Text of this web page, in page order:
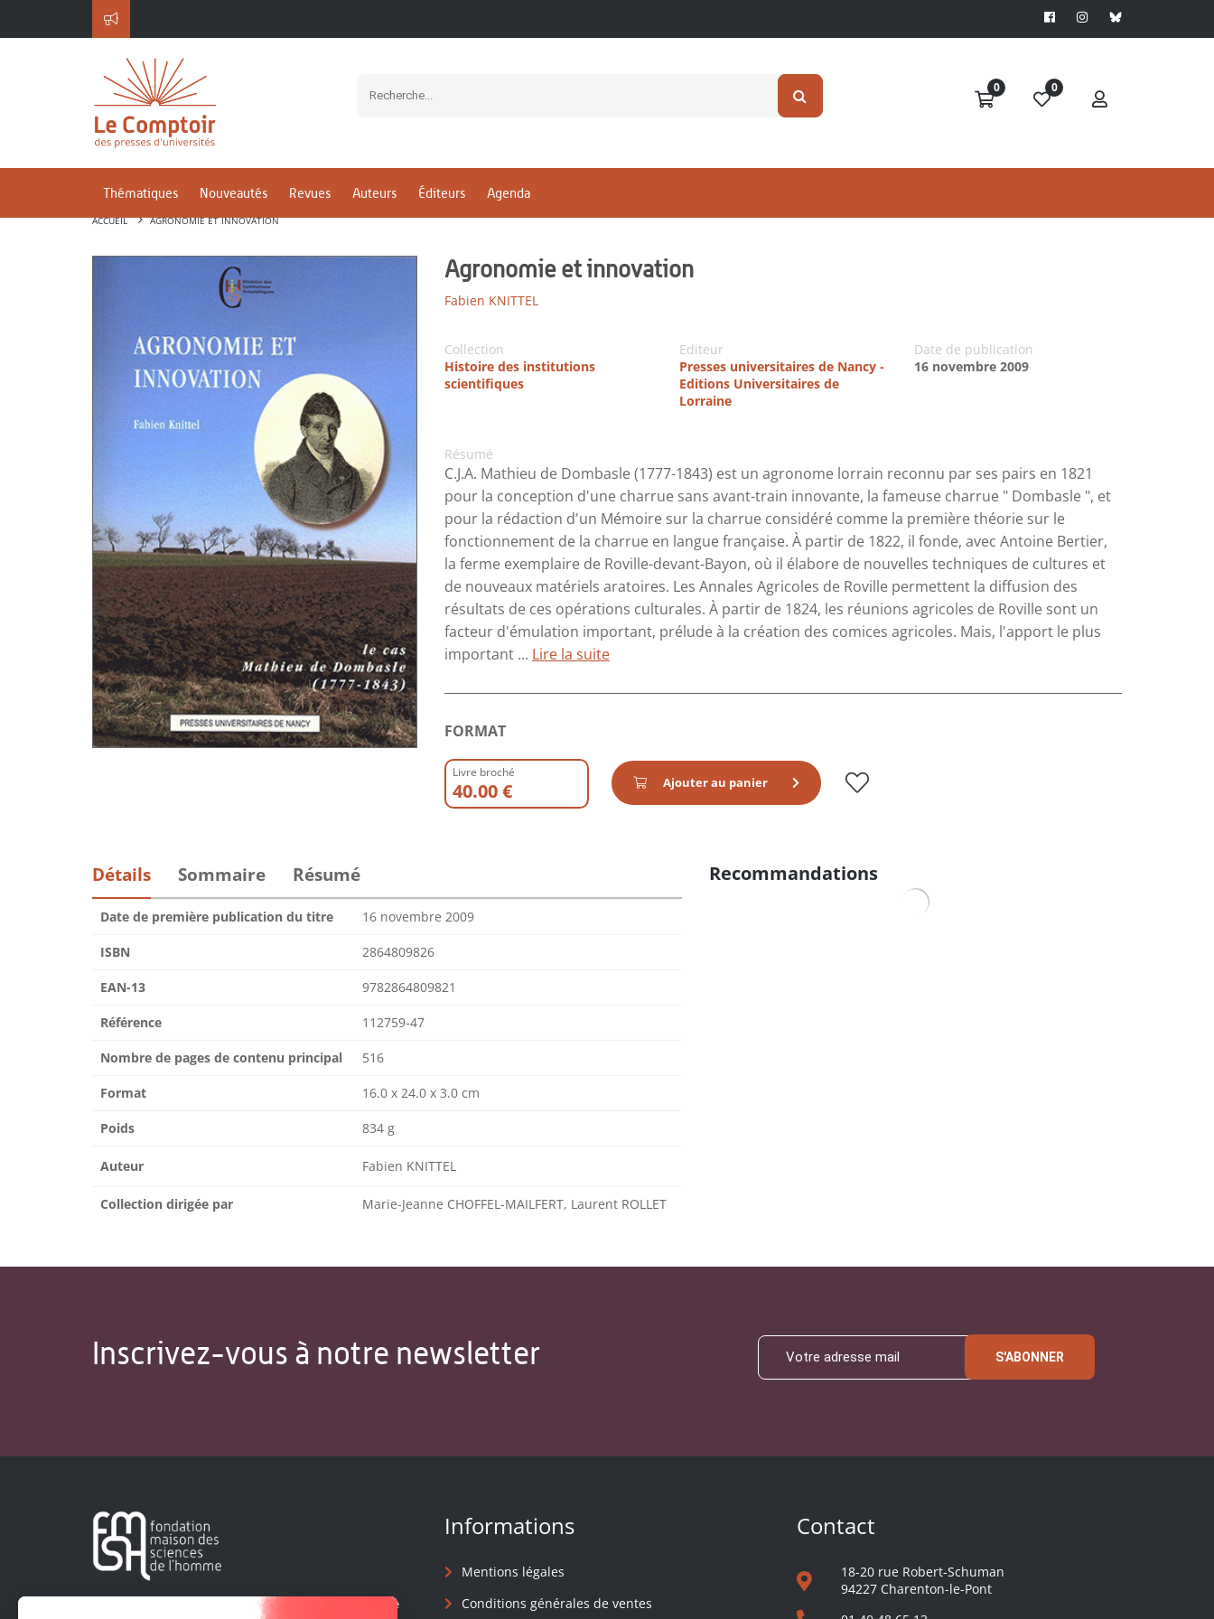
0 0
Thématiques Nouveautés Revues Auteurs Éditeurs Agenda
ACCUEIL AGRONOMIE ET INNOVATION
Agronomie et innovation
Fabien KNITTEL
Collection
Histoire des institutions
scientifiques
Editeur
Presses universitaires de Nancy -
Editions Universitaires de
Lorraine
Date de publication
16 novembre 2009
Résumé
C.J.A. Mathieu de Dombasle (1777-1843) est un agronome lorrain reconnu par ses pairs en 1821
pour la conception d'une charrue sans avant-train innovante, la fameuse charrue " Dombasle ", et
pour la rédaction d'un Mémoire sur la charrue considéré comme la première théorie sur le
fonctionnement de la charrue en langue française. À partir de 1822, il fonde, avec Antoine Bertier,
la ferme exemplaire de Roville-devant-Bayon, où il élabore de nouvelles techniques de cultures et
de nouveaux matériels aratoires. Les Annales Agricoles de Roville permettent la diffusion des
résultats de ces opérations culturales. À partir de 1824, les réunions agricoles de Roville sont un
facteur d'émulation important, prélude à la création des comices agricoles. Mais, l'apport le plus
important ... Lire la suite
FORMAT
Livre broché
40.00 € Ajouter au panier
Détails Sommaire Résumé
Date de première publication du titre 16 novembre 2009
ISBN 2864809826
EAN-13 9782864809821
Référence 112759-47
Nombre de pages de contenu principal 516
Format 16.0 x 24.0 x 3.0 cm
Poids 834 g
Auteur Fabien KNITTEL
Collection dirigée par Marie-Jeanne CHOFFEL-MAILFERT, Laurent ROLLET
Recommandations
Inscrivez-vous à notre newsletter S'ABONNER
Créée en 1963, la Fondation Maison Sciences de l'Homme
Informations
Mentions légales
Conditions générales de ventes
Contact
18-20 rue Robert-Schuman
94227 Charenton-le-Pont